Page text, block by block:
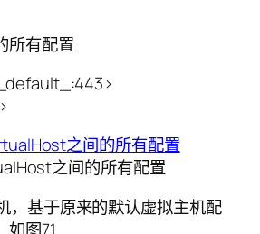
所有配置
之间的所有配置
，基于原来的默认虚拟主机配
图7.1